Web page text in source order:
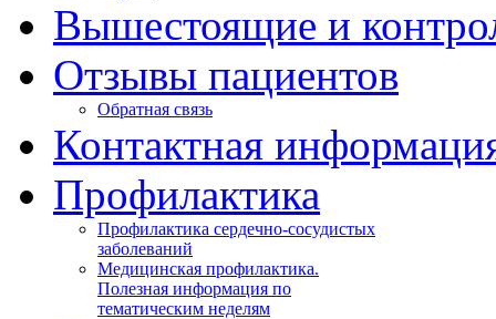
Вышестоящие и
Отзывы пациентов
Обратная связь
Контактная
Профилактика
Профилактика сердечно-сосудистых
заболеваний
Медицинская профилактика.
Полезная информация по
тематическим неделям